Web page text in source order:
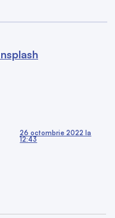
26 octombrie 2022 la
12:43